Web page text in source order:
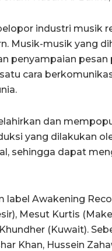
industri musik
Musik-musik yang
penyampaian
cara
dan
yang dilakukan
sehingga dapat
Awakening
Mesut Kurtis
(Kuwait).
Khan, Hussein